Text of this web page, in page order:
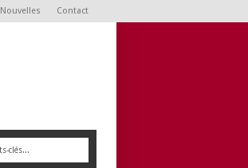
Nouvelles Contact